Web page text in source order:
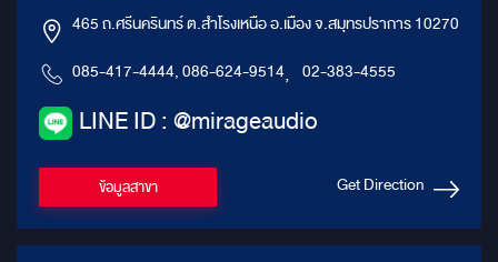
465 ถ.ศรีนครินทร์ ต.สำโรงเหนือ อ.เมือง จ.สมุทรปราการ 10270
085-417-4444, 086-624-9514, 02-383-4555
LINE ID : @mirageaudio
ข้อมูลสาขา Get Direction